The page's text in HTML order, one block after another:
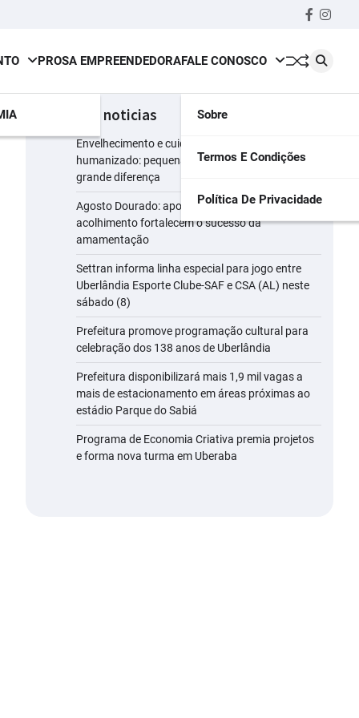
PROSA EMPREENDEDORAFALE CONOSCO
Sobre
Termos E Condições
Política De Privacidade
últimas noticias
Envelhecimento e cuidado consciente e
humanizado: pequenas atitudes que fazem
grande diferença
Agosto Dourado: apoio, informação e
acolhimento fortalecem o sucesso da
amamentação
Settran informa linha especial para jogo entre
Uberlândia Esporte Clube-SAF e CSA (AL) neste
sábado (8)
Prefeitura promove programação cultural para
celebração dos 138 anos de Uberlândia
Prefeitura disponibilizará mais 1,9 mil vagas a
mais de estacionamento em áreas próximas ao
estádio Parque do Sabiá
Programa de Economia Criativa premia projetos
e forma nova turma em Uberaba